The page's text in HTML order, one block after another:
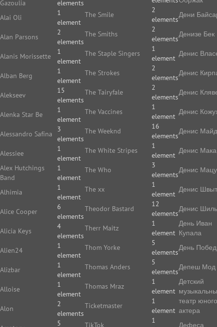
Gazoulia
elements
Alai Oli
1
element
Alan Parsons
2
elements
Alanis Morissette
1
element
Alban Berg
1
element
Alekseev
15
elements
Alenka Star Be
1
element
Alessandro Safína
3
elements
Alessiee
1
element
Alex Hutchings
Band
1
element
Alhimia
1
element
Alice Cooper
6
elements
Alicia Keys
4
elements
Alien24
1
element
Alizbar
1
element
Alloise
1
element
Alon
2
elements
5
The Smile
2
elements
The Smiths
2
elements
The Staple Singers
1
element
The Strokes
2
elements
The Tairyfale
2
elements
The Vaccines
1
element
The Weeknd
16
elements
The White Stripes
1
element
The Who
3
elements
The xx
1
element
Theodor Bastard
12
elements
Therr Maitz
1
element
Thom Yorke
5
elements
Thomas Anders
5
elements
Thomas Mraz
1
element
Ticketmaster
1
element
TikTok
1
Дени
Денизе Бек
Денис
Денис
Денис
Денис
Денис
Денис
Денис
Денис
Денис
День Иван
Купала
День
Депеш Мод
Детский
театр юного
актера
Дефеса